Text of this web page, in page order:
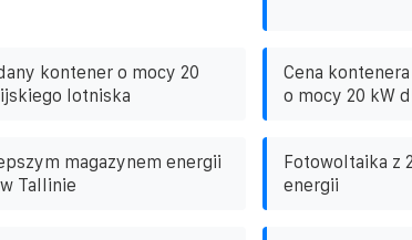
kontener o mocy 20
lotniska
Cena
o mocy 20 kW
magazynem energii
Tallinie
Fotowoltaika z
energii